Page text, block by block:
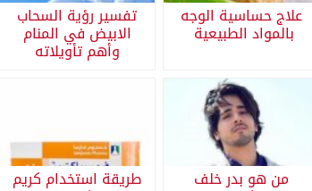
علاج حساسية الوجه
بالمواد الطبيعية
تفسير رؤية السحاب
الابيض في المنام
وأهم تأويلاته
من هو بدر خلف طريقة استخدام كريم